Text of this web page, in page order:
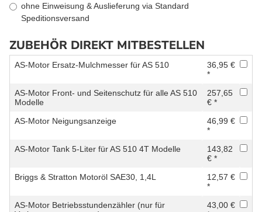
ohne Einweisung & Auslieferung via Standard
Speditionsversand
ZUBEHÖR DIREKT MITBESTELLEN
AS-Motor Ersatz-Mulchmesser für AS 510
36,95 €
*
AS-Motor Front- und Seitenschutz für alle AS 510
Modelle
257,65
€ *
AS-Motor Neigungsanzeige
46,99 €
*
AS-Motor Tank 5-Liter für AS 510 4T Modelle
143,82
€ *
Briggs & Stratton Motoröl SAE30, 1,4L
12,57 €
*
AS-Motor Betriebsstundenzähler (nur für
43,00 €